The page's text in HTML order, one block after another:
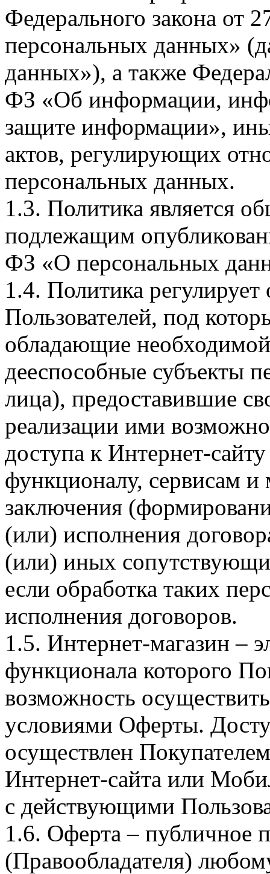
Федерального закона
персональных данных»
данных»), а также
ФЗ «Об информации,
защите информации»,
актов, регулирующих
персональных данных.
1.3. Политика является
подлежащим
ФЗ «О персональных
1.4. Политика
Пользователей, под
обладающие
дееспособные субъекты
лица), предоставившие
реализации ими
доступа к Интернет-
функционалу, сервисам и
заключения
(или) исполнения
(или) иных
если обработка таких
исполнения договоров.
1.5. Интернет-магазин –
функционала которого
возможность
условиями Оферты.
осуществлен
Интернет-сайта или
с действующими
1.6. Оферта – публичное
(Правообладателя)